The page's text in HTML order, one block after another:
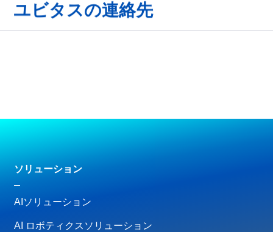
ユビタスの連絡先
ソリューション
AIソリューション
AI ロボティクスソリューション